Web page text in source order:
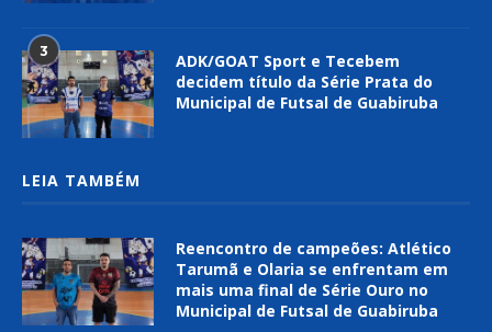
3
ADK/GOAT Sport e Tecebem
decidem título da Série Prata do
Municipal de Futsal de Guabiruba
LEIA TAMBÉM
Reencontro de campeões: Atlético
Tarumã e Olaria se enfrentam em
mais uma final de Série Ouro no
Municipal de Futsal de Guabiruba